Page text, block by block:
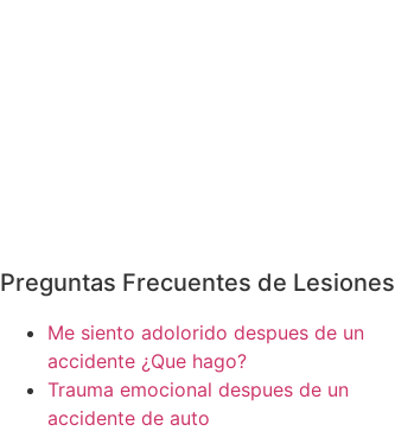
Preguntas Frecuentes de Lesiones
Me siento adolorido despues de un
accidente ¿Que hago?
Trauma emocional despues de un
accidente de auto